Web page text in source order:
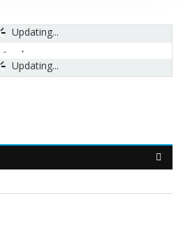
Updating...
Updating...
-